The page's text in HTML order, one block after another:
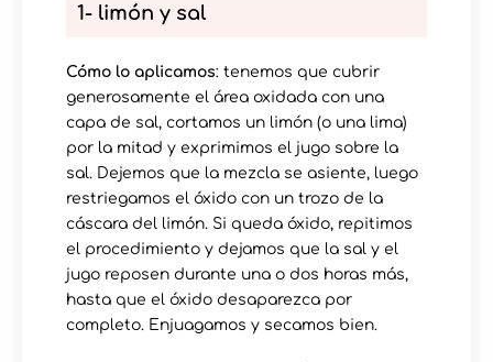
1- limón y sal
Cómo lo aplicamos: tenemos que cubrir
generosamente el área oxidada con una
capa de sal, cortamos un limón (o una lima)
por la mitad y exprimimos el jugo sobre la
sal. Dejemos que la mezcla se asiente, luego
restriegamos el óxido con un trozo de la
cáscara del limón. Si queda óxido, repitimos
el procedimiento y dejamos que la sal y el
jugo reposen durante una o dos horas más,
hasta que el óxido desaparezca por
completo. Enjuagamos y secamos bien.